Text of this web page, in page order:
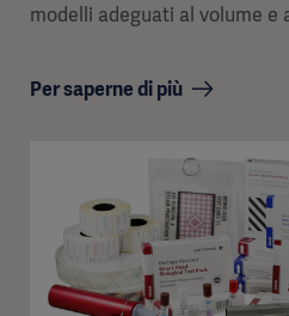
modelli adeguati al volume e
Per saperne di più